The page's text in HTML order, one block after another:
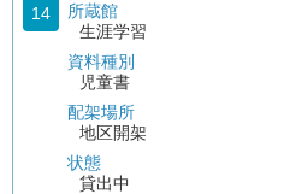
14
所蔵館
生涯学習
資料種別
児童書
配架場所
地区開架
状態
貸出中